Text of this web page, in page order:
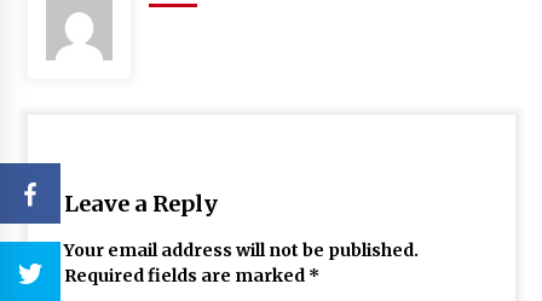
Leave a Reply
Your email address will not be published.
Required fields are marked *